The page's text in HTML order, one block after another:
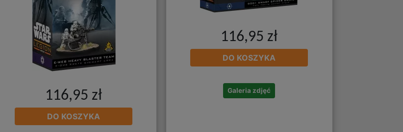
116,95 zł
DO KOSZYKA
116,95 zł
DO KOSZYKA
Galeria zdjęć